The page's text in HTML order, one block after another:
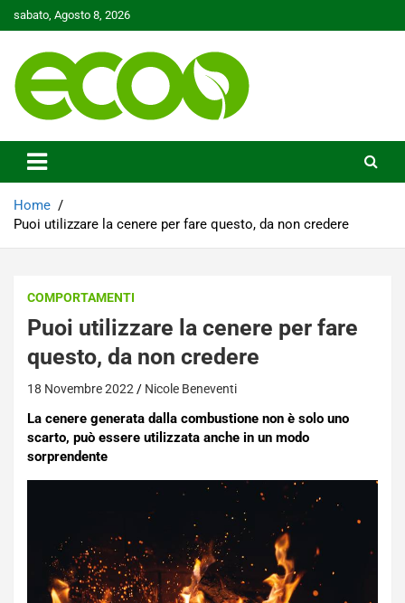
to
sabato, Agosto 8, 2026
Ecoo.it
Home
Puoi utilizzare la cenere per fare questo, da non credere
COMPORTAMENTI
Puoi utilizzare la cenere per fare
questo, da non credere
18 Novembre 2022 Nicole Beneventi
La cenere generata dalla combustione non è solo uno
scarto, può essere utilizzata anche in un modo
sorprendente